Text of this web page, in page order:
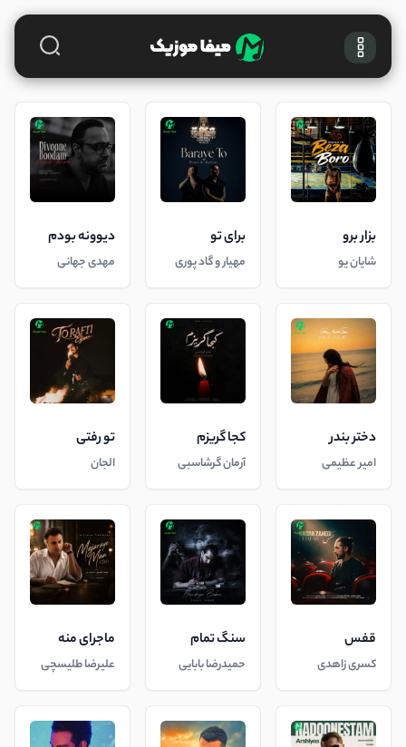
بزار برو
شایان یو
برای تو
مهیار و گاد پوری
دیوونه بودم
مهدی جهانی
دختر بندر
امیر عظیمی
کجا گریزم
آرمان گرشاسبی
تو رفتی
الجان
قفس
کسری زاهدی
سنگ تمام
حمیدرضا بابایی
ماجرای منه
علیرضا طلیسچی